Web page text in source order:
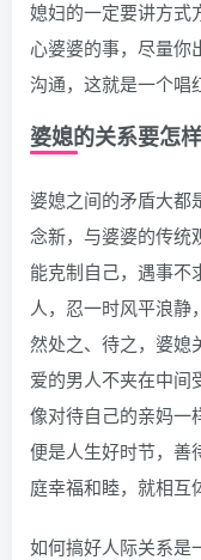
媳妇的一定要讲方式
心婆婆的事，尽量你
沟通，这就是一个唱
婆媳的关系要怎
婆媳之间的矛盾大都
念新，与婆婆的传统
能克制自己，遇事不
人，忍一时风平浪静
然处之、待之，婆媳
爱的男人不夹在中间
像对待自己的亲妈一
便是人生好时节，善
庭幸福和睦，就相互
如何搞好人际关系是